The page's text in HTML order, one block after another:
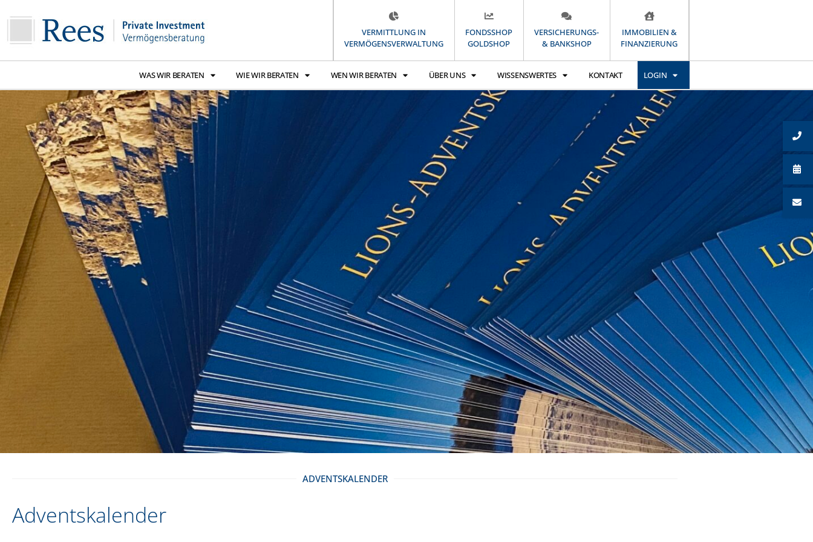
VERMITTLUNG IN
VERMÖGENSVERWALTUNG
FONDSSHOP
GOLDSHOP
VERSICHERUNGS-
& BANKSHOP
IMMOBILIEN &
FINANZIERUNG
WAS WIR BERATEN WIE WIR BERATEN WEN WIR BERATEN ÜBER UNS WISSENSWERTES KONTAKT LOGIN
ADVENTSKALENDER
Adventskalender